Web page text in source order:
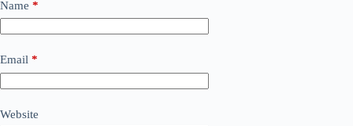
Name *
Email *
Website